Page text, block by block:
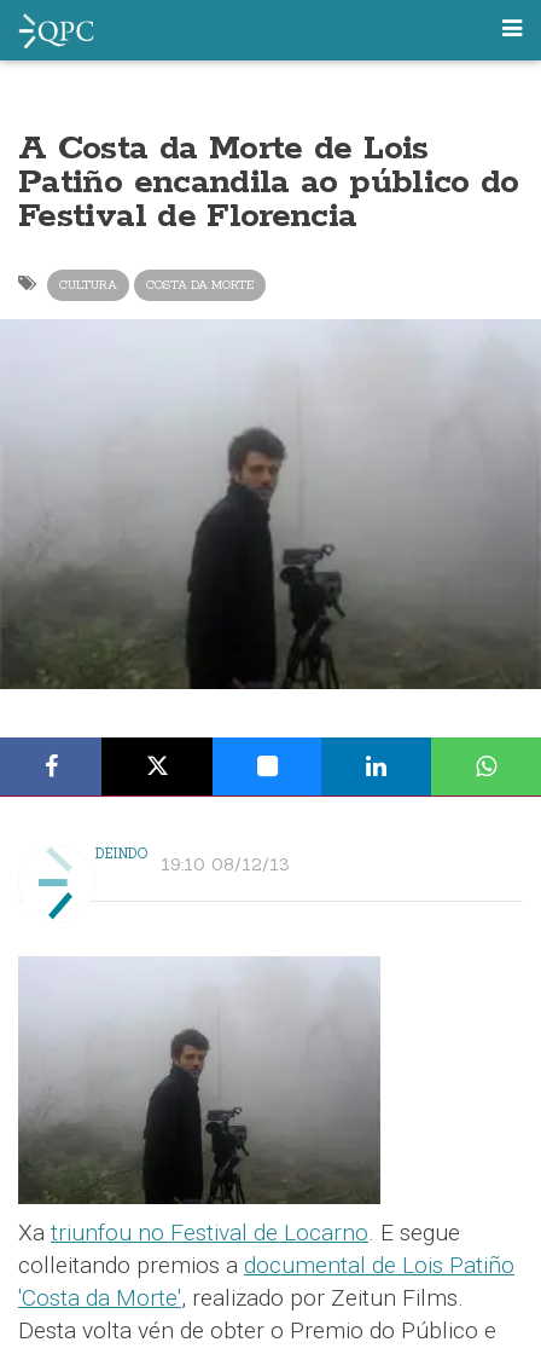
A Costa da Morte de Lois
Patiño encandila ao público do
Festival de Florencia
CULTURA COSTA DA MORTE
DEINDO 19:10 08/12/13
Xa triunfou no Festival de Locarno. E segue
colleitando premios a documental de Lois Patiño
'Costa da Morte', realizado por Zeitun Films.
Desta volta vén de obter o Premio do Público e